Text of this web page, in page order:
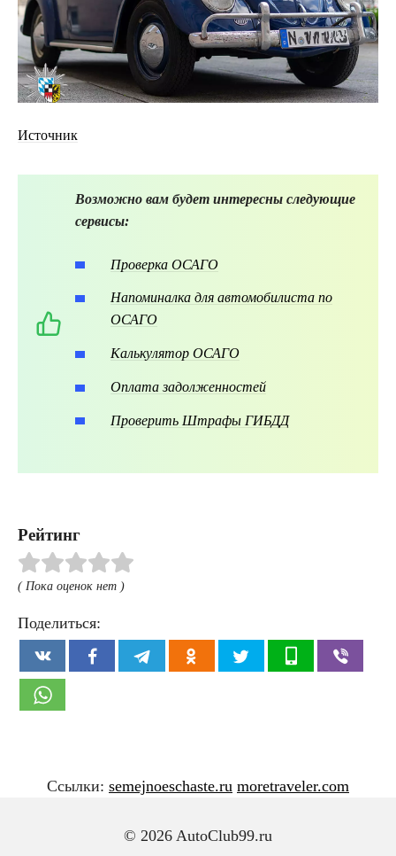
Источник
Возможно вам будет интересны следующие
сервисы:
Проверка ОСАГО
Напоминалка для автомобилиста по
ОСАГО
Калькулятор ОСАГО
Оплата задолженностей
Проверить Штрафы ГИБДД
Рейтинг
( Пока оценок нет )
Поделиться:
© 2026 AutoClub99.ru
Ссылки: semejnoeschaste.ru moretraveler.com